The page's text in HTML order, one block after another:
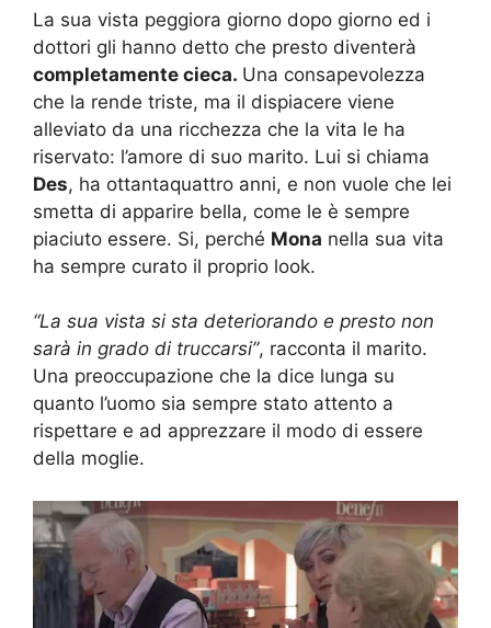
La sua vista peggiora giorno dopo giorno ed i
dottori gli hanno detto che presto diventerà
completamente cieca. Una consapevolezza
che la rende triste, ma il dispiacere viene
alleviato da una ricchezza che la vita le ha
riservato: l’amore di suo marito. Lui si chiama
Des, ha ottantaquattro anni, e non vuole che lei
smetta di apparire bella, come le è sempre
piaciuto essere. Si, perché Mona nella sua vita
ha sempre curato il proprio look.
“La sua vista si sta deteriorando e presto non
sarà in grado di truccarsi”, racconta il marito.
Una preoccupazione che la dice lunga su
quanto l’uomo sia sempre stato attento a
rispettare e ad apprezzare il modo di essere
della moglie.